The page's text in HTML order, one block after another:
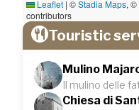
Leaflet | ©Stadia Maps, ©
contributors
Touristic
Mulino
Il mulino delle
Chiesa di